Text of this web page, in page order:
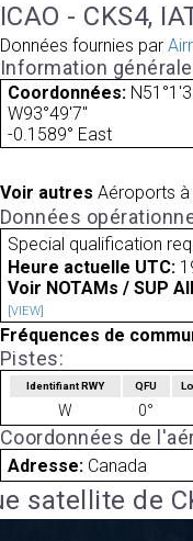
ICAO - CKS4,
Données fournies par
Information générale
Coordonnées:
W93°49'7"
-0.1589° East
Voir autres Aéroports à
Données
Special qualification
Heure actuelle UTC:
Voir NOTAMs / SUP
[VIEW]
Fréquences de
Pistes:
Identifiant RWY QFU
W 0°
Coordonnées de
Adresse: Canada
satellite de